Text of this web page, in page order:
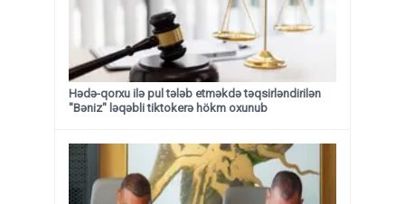
Hədə-qorxu ilə pul tələb etməkdə təqsirləndirilən
"Bəniz" ləqəbli tiktokerə hökm oxunub